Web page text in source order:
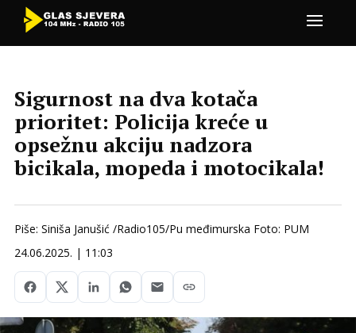
Sigurnost na dva kotača
prioritet: Policija kreće u
opsežnu akciju nadzora
bicikala, mopeda i motocikala!
Piše: Siniša Janušić /Radio105/Pu međimurska Foto: PUM
24.06.2025. | 11:03